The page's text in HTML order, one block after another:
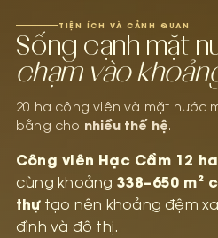
TIỆN ÍCH VÀ CẢNH QUAN
Sống cạnh mặt
chạm vào
20 ha công viên và mặt nước
bằng cho nhiều thế hệ.
Công viên Hạc Cầm 12 ha
cùng khoảng 338–650 m²
thựtạo nên khoảng đệm
đình và đô thị.